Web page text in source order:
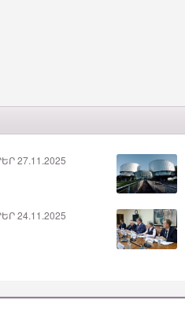
27.11.2025
24.11.2025